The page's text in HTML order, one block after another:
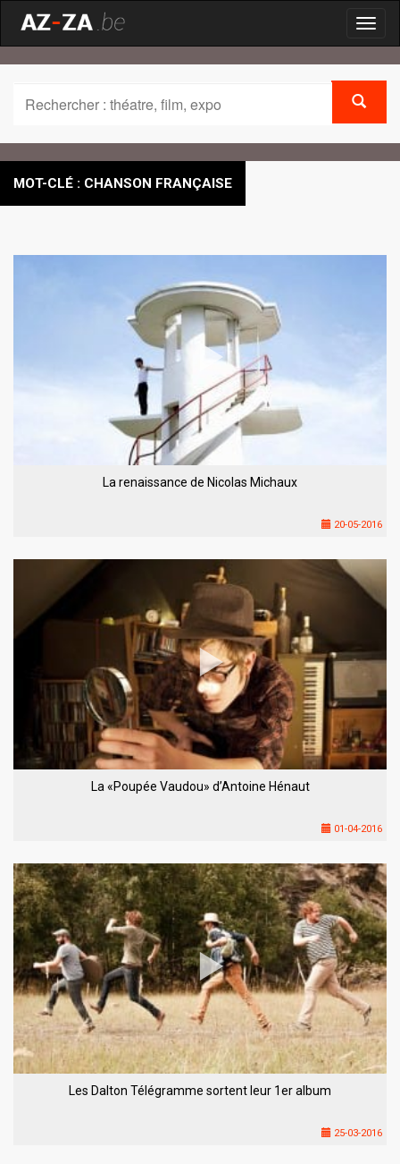
MOT-CLÉ : CHANSON FRANÇAISE
La renaissance de Nicolas Michaux
20-05-2016
La «Poupée Vaudou» d’Antoine Hénaut
01-04-2016
Les Dalton Télégramme sortent leur 1er album
25-03-2016